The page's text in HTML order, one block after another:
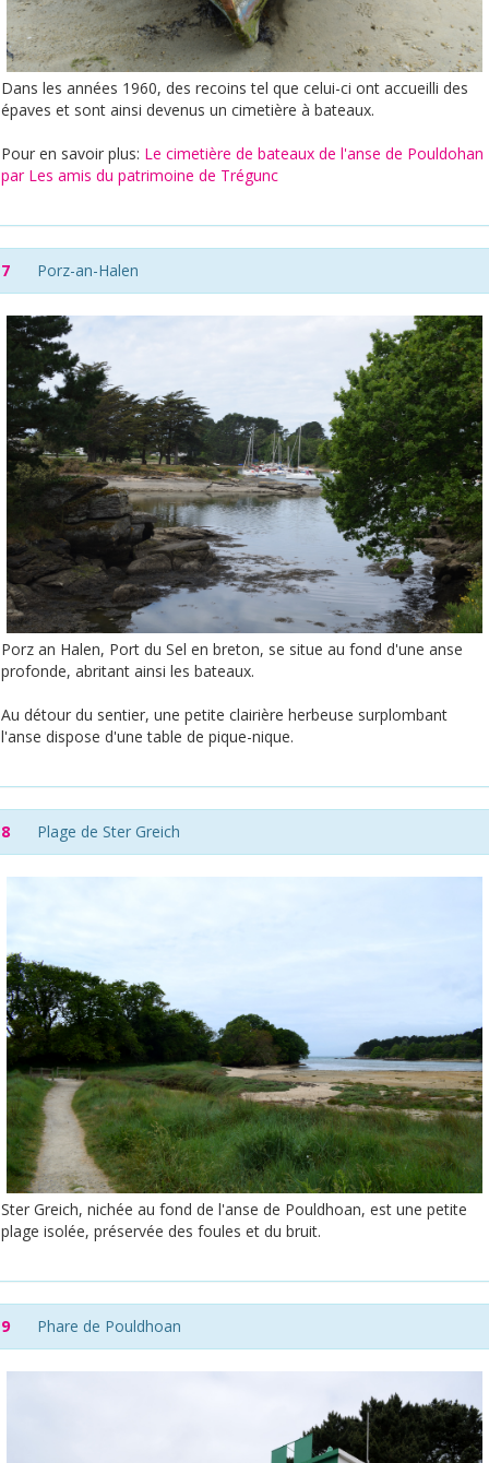
Dans les années 1960, des recoins tel que celui-ci ont accueilli des
épaves et sont ainsi devenus un cimetière à bateaux.
Pour en savoir plus: Le cimetière de bateaux de l'anse de Pouldohan
par Les amis du patrimoine de Trégunc
7 Porz-an-Halen
Porz an Halen, Port du Sel en breton, se situe au fond d'une anse
profonde, abritant ainsi les bateaux.
Au détour du sentier, une petite clairière herbeuse surplombant
l'anse dispose d'une table de pique-nique.
8 Plage de Ster Greich
Ster Greich, nichée au fond de l'anse de Pouldhoan, est une petite
plage isolée, préservée des foules et du bruit.
9 Phare de Pouldhoan